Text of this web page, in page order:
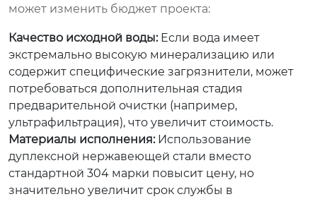
может изменить бюджет проекта:
Качество исходной воды:Если вода имеет
экстремально высокую минерализацию или
содержит специфические загрязнители, может
потребоваться дополнительная стадия
предварительной очистки (например,
ультрафильтрация), что увеличит стоимость.
Материалы исполнения:Использование
дуплексной нержавеющей стали вместо
стандартной 304 марки повысит цену, но
значительно увеличит срок службы в